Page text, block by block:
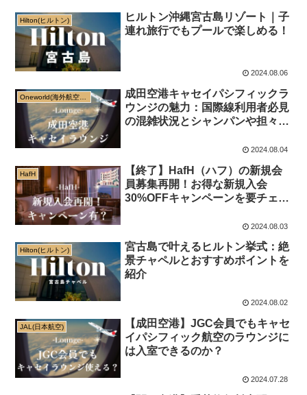
Hilton(ヒルトン)
ヒルトン沖縄宮古島リゾート｜子
連れ旅行でもプールで楽しめる！
2024.08.06
成田空港キャセイパシフィックラ
ウンジの魅力：国際線利用者必見
の混雑状況とシャンパンや担々麺
2024.08.04
HafH
【終了】HafH（ハフ）の新規会
員募集再開！お得な新規入会
30%OFFキャンペーンを要チェッ
2024.08.03
Hilton(ヒルトン)
宮古島で叶えるヒルトン挙式：絶
景チャペルとおすすめポイントを
紹介
2024.08.02
JAL(日本航空)
【成田空港】JGC会員でもキャセ
イパシフィック航空のラウンジに
は入室できるのか？
2024.07.28